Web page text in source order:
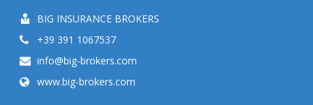
BIG INSURANCE BROKERS
+39 391 1067537
info@big-brokers.com
www.big-brokers.com